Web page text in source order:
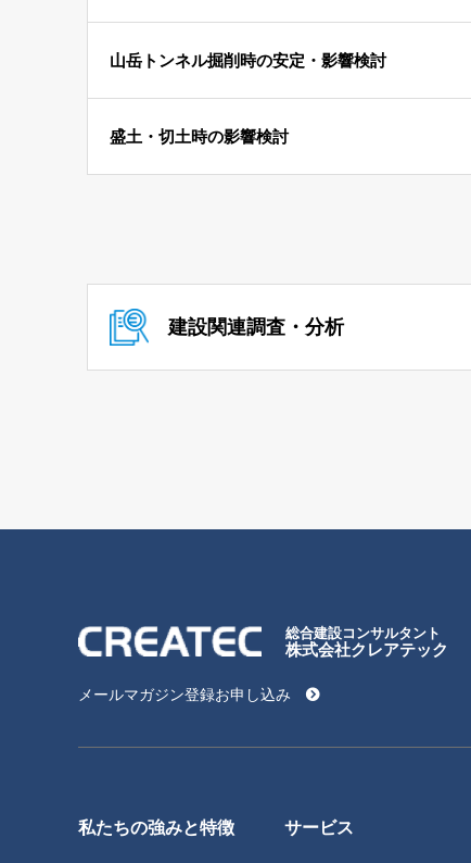
山岳トンネル掘削時の安定・影響検討
盛土・切土時の影響検討
建設関連調査・分析
総合建設コンサルタント
株式会社クレアテック
メールマガジン登録お申し込み
私たちの強みと特徴 サービス